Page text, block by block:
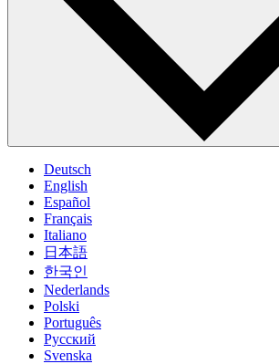
Deutsch
English
Español
Français
Italiano
日本語
한국인
Nederlands
Polski
Português
Pусский
Svenska